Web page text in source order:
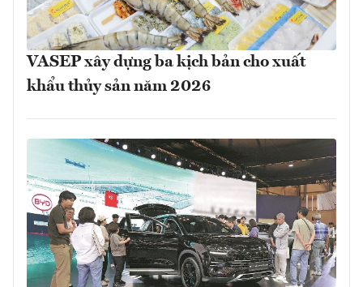
VASEP xây dựng ba kịch bản cho xuất
khẩu thủy sản năm 2026